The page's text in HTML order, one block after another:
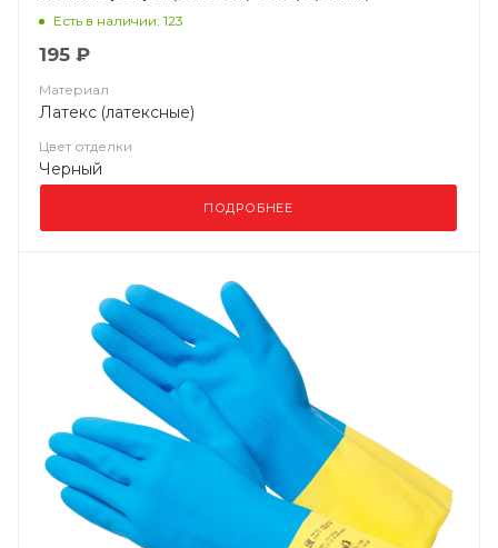
дл.320мм)
Есть в наличии: 123
195 ₽
Материал
Латекс (латексные)
Цвет отделки
Черный
ПОДРОБНЕЕ